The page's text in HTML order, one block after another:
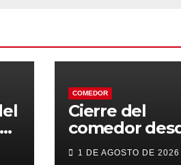
COMEDOR
Cierre del
comedor
7 al 21 de
1 DE AGOSTO DE 2026